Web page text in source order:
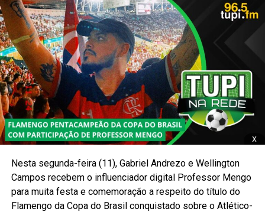
x
Nesta segunda-feira (11), Gabriel Andrezo e Wellington
Campos recebem o influenciador digital Professor Mengo
para muita festa e comemoração a respeito do título do
Flamengo da Copa do Brasil conquistado sobre o Atlético-